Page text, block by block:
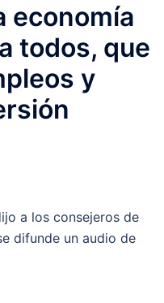
economía
todos, que
y
a los consejeros de
difunde un audio de